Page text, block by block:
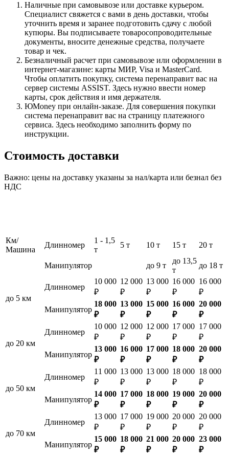
Наличные при самовывозе или доставке курьером.
Специалист свяжется с вами в день доставки, чтобы
уточнить время и заранее подготовить сдачу с любой
купюры. Вы подписываете товаросопроводительные
документы, вносите денежные средства, получаете
товар и чек.
Безналичный расчет при самовывозе или оформлении в
интернет-магазине: карты МИР, Visa и MasterCard.
Чтобы оплатить покупку, система перенаправит вас на
сервер системы ASSIST. Здесь нужно ввести номер
карты, срок действия и имя держателя.
ЮMoney при онлайн-заказе. Для совершения покупки
система перенаправит вас на страницу платежного
сервиса. Здесь необходимо заполнить форму по
инструкции.
Стоимость доставки
Важно: цены на доставку указаны за нал/карта или безнал без
НДС
Км/
Машина
Длинномер
1 - 1,5
т
5 т 10 т 15 т 20 т
Манипулятор до 9 т
до 13,5
т
до 18 т
до 5 км
Длинномер
10 000
₽
12 000
₽
13 000
₽
16 000
₽
16 000
₽
Манипулятор
18 000
₽
13 000
₽
15 000
₽
16 000
₽
20 000
₽
до 20 км
Длинномер
10 000
₽
12 000
₽
12 000
₽
17 000
₽
17 000
₽
Манипулятор
13 000
₽
16 000
₽
17 000
₽
18 000
₽
20 000
₽
до 50 км
Длинномер
11 000
₽
13 000
₽
13 000
₽
18 000
₽
18 000
₽
Манипулятор
14 000
₽
17 000
₽
18 000
₽
19 000
₽
20 000
₽
до 70 км
Длинномер
13 000
₽
17 000
₽
19 000
₽
20 000
₽
20 000
₽
Манипулятор
15 000
₽
18 000
₽
21 000
₽
20 000
₽
23 000
₽